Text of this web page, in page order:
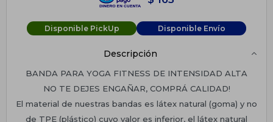
Disponible PickUp Disponible Envío
Descripción
BANDA PARA YOGA FITNESS DE INTENSIDAD ALTA
NO TE DEJES ENGAÑAR, COMPRÁ CALIDAD!
El material de nuestras bandas es látex natural (goma) y no
de TPE (plástico) cuyo valor es inferior, el látex natural